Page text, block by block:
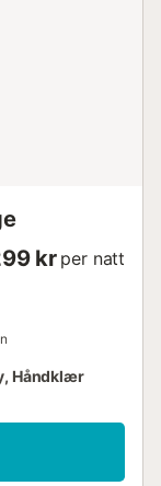
kr per natt
Håndklær